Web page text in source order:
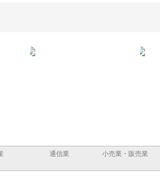
通信業 小売業・販売業